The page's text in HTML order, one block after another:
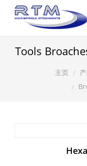
Tools
主页